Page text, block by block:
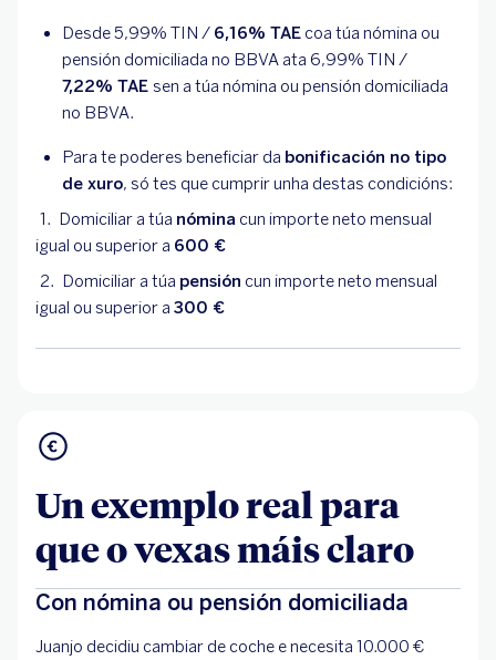
Desde5,99% TIN / 6,16% TAE coa túa nómina ou
pensión domiciliada no BBVA ata 6,99% TIN /
7,22% TAE sen a túa nómina ou pensión domiciliada
no BBVA.
Para te poderes beneficiar da bonificación no tipo
de xuro, só tes que cumprir unha destas condicións:
Domiciliar a túa nómina cun importe neto mensual
igual ou superior a 600 €
Domiciliar a túa pensión cun importe neto mensual
igual ou superior a 300 €
Un exemplo real para
que o vexas máis claro
Con nómina ou pensión domiciliada
Juanjo decidiu cambiar de coche e necesita 10.000 €